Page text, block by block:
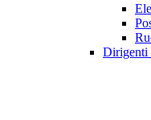
Dirigenti